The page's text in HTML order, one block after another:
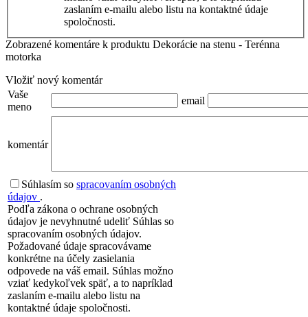
zaslaním e-mailu alebo listu na kontaktné údaje
spoločnosti.
Zobrazené komentáre k produktu Dekorácie na stenu - Terénna
motorka
Vložiť nový komentár
Vaše
meno
email
komentár
Súhlasím so spracovaním osobných
údajov .
Podľa zákona o ochrane osobných
údajov je nevyhnutné udeliť Súhlas so
spracovaním osobných údajov.
Požadované údaje spracovávame
konkrétne na účely zasielania
odpovede na váš email. Súhlas možno
vziať kedykoľvek späť, a to napríklad
zaslaním e-mailu alebo listu na
kontaktné údaje spoločnosti.